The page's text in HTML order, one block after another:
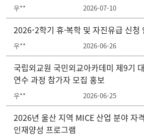
우** 2026-07-10
2026-2학기 휴·복학 및 자진유급 신청
우** 2026-06-26
국립외교원 국민외교아카데미 제9기
연수 과정 참가자 모집 홍보
우** 2026-06-25
2026년 울산 지역 MICE 산업 분야 자
인재양성 프로그램